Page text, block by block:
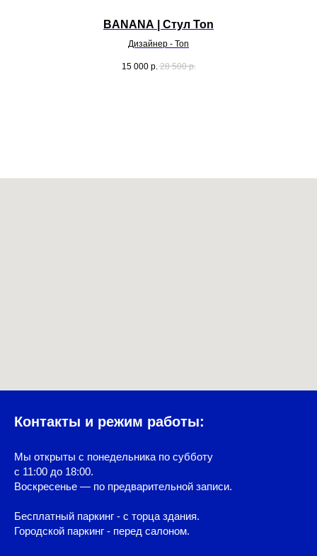
BANANA | Стул Ton
Дизайнер - Ton
15 000 р. 28 500 р.
Контакты и режим работы:
Мы открыты с понедельника по субботу
с 11:00 до 18:00.
Воскресенье — по предварительной записи.
Бесплатный паркинг - с торца здания.
Городской паркинг - перед салоном.